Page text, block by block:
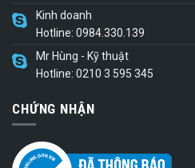
Kinh doanh
Hotline: 0984.330.139
Mr Hùng - Kỹ thuật
Hotline: 0210 3 595 345
CHỨNG NHẬN